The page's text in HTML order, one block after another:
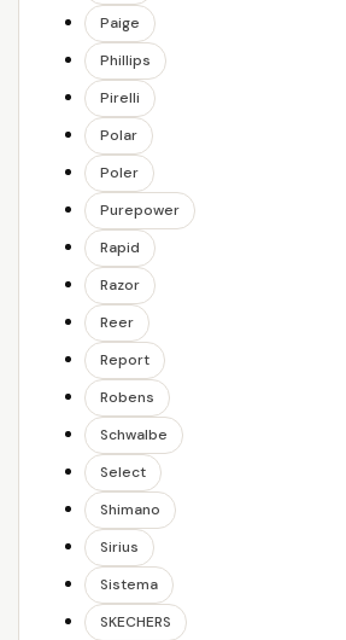
Paige
Phillips
Pirelli
Polar
Poler
Purepower
Rapid
Razor
Reer
Report
Robens
Schwalbe
Select
Shimano
Sirius
Sistema
SKECHERS